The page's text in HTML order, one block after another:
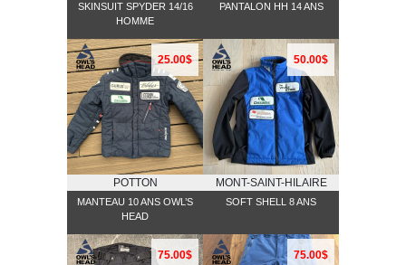
SKINSUIT SPYDER 14/16
HOMME
PANTALON HH 14 ANS
25.00$
POTTON
MANTEAU 10 ANS OWL’S
HEAD
50.00$
MONT-SAINT-HILAIRE
SOFT SHELL 8 ANS
75.00$ 75.00$